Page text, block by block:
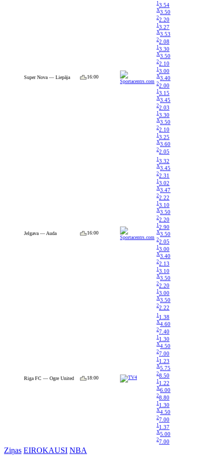
Super Nova — Liepāja 16:00
13.54
X3.50
22.20
13.27
X3.53
22.08
13.30
X3.50
22.10
13.00
X3.40
22.00
13.15
X3.45
22.03
1 3.30
X3.50
22.10
1 3.25
X3.60
22.05
Jelgava — Auda 16:00
13.32
X3.45
22.31
13.02
X3.47
22.22
13.10
X3.50
22.20
12.90
X3.50
22.05
13.00
X3.40
22.13
1 3.10
X3.50
22.20
1 3.00
X3.50
22.22
Riga FC — Ogre United 18:00
1 1.38
X4.60
27.40
1 1.30
X4.50
27.00
1 1.23
X5.75
28.50
1 1.22
X6.00
28.80
1 1.30
X4.50
27.00
1 1.37
X5.00
27.00
Ziņas EIROKAUSI NBA